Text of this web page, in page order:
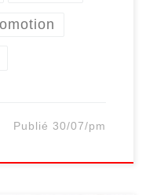
Publié 30/07/pm